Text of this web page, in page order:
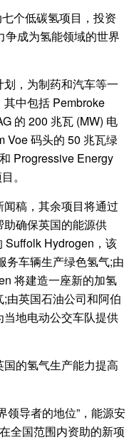
个低碳氢项目，投资
争成为氢能领域的世界
，为制药和汽车等一
中包括 Pembroke
的 200 兆瓦 (MW) 电
Voe 码头的 50 兆瓦绿
Progressive Energy
。
稿，其余项目将通过
确保英国的能源供
Suffolk Hydrogen，该
务车辆生产绿色氢气;由
将建造一座新的加氢
由英国石油公司和阿伯
地电动公交车队提供
的氢气生产能力提高
领导者的地位”，能源安
全国范围内资助的新项